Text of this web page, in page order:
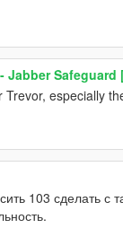
Jabber Safeguard
especially
103 сделать с